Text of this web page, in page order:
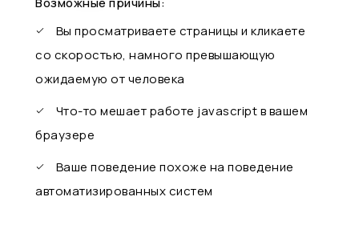
Вы просматриваете страницы и кликаете
со скоростью, намного превышающую
ожидаемую от человека
Что-то мешает работе javascript в вашем
браузере
Ваше поведение похоже на поведение
автоматизированных систем